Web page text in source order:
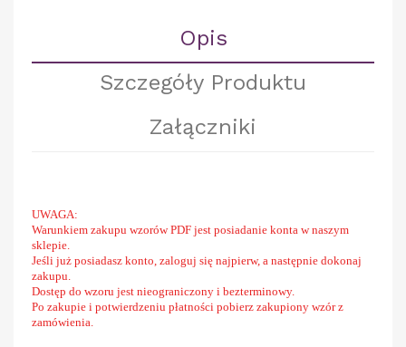
Opis
Szczegóły Produktu
Załączniki
UWAGA:
Warunkiem zakupu wzorów PDF jest posiadanie konta w naszym
sklepie.
Jeśli już posiadasz konto, zaloguj się najpierw, a następnie dokonaj
zakupu.
Dostęp do wzoru jest nieograniczony i bezterminowy.
Po zakupie i potwierdzeniu płatności pobierz zakupiony wzór z
zamówienia.